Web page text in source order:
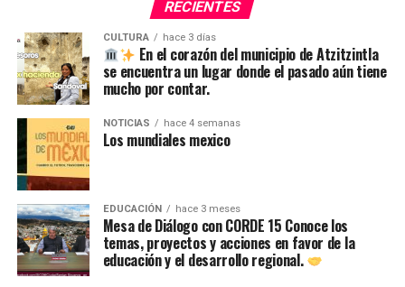
“Desde mañana mismo, los técnicos comenzarán a
trabajar de inmediato”.
¡Gracias gobernador Alejandro Armenta por apoyar al
campo poblano con hechos, no palabras!
TEMAS RELACIONADOS
SIGUE CON
Sismo leve en Cd Serdán
NO TE PIERDAS
¡Expo Desayunadores 2025 llegó a Ciudad Serdán!
RECIENTES
CULTURA hace 3 días
En el corazón del municipio de Atzitzintla
se encuentra un lugar donde el pasado aún tiene
mucho por contar.
NOTICIAS hace 4 semanas
Los mundiales mexico
EDUCACIÓN hace 3 meses
Mesa de Diálogo con CORDE 15 Conoce los
temas, proyectos y acciones en favor de la
educación y el desarrollo regional.